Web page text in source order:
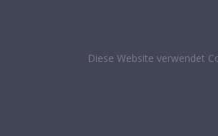
Diese Website verwendet